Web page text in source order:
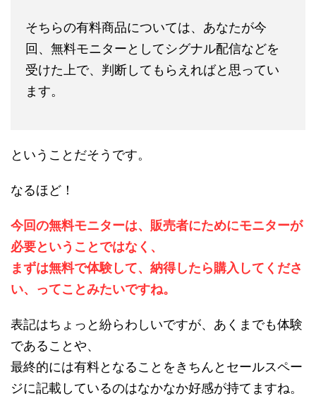
そちらの有料商品については、あなたが今
回、無料モニターとしてシグナル配信などを
受けた上で、判断してもらえればと思ってい
ます。
ということだそうです。
なるほど！
今回の無料モニターは、販売者にためにモニターが
必要ということではなく、
まずは無料で体験して、納得したら購入してくださ
い、ってことみたいですね。
表記はちょっと紛らわしいですが、あくまでも体験
であることや、
最終的には有料となることをきちんとセールスペー
ジに記載しているのはなかなか好感が持てますね。